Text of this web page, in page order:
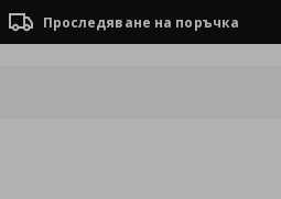
Проследяване на поръчка